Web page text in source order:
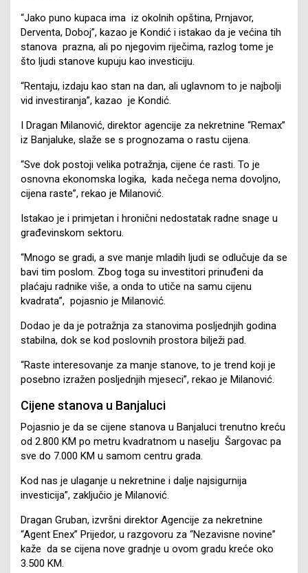
“Jako puno kupaca ima iz okolnih opština, Prnjavor,
Derventa, Doboj”, kazao je Kondić i istakao da je većina tih
stanova prazna, ali po njegovim riječima, razlog tome je
što ljudi stanove kupuju kao investiciju.
“Rentaju, izdaju kao stan na dan, ali uglavnom to je najbolji
vid investiranja”, kazao je Kondić.
I Dragan Milanović, direktor agencije za nekretnine “Remax”
iz Banjaluke, slaže se s prognozama o rastu cijena.
“Sve dok postoji velika potražnja, cijene će rasti. To je
osnovna ekonomska logika, kada nečega nema dovoljno,
cijena raste”, rekao je Milanović.
Istakao je i primjetan i hronični nedostatak radne snage u
građevinskom sektoru.
“Mnogo se gradi, a sve manje mladih ljudi se odlučuje da se
bavi tim poslom. Zbog toga su investitori prinuđeni da
plaćaju radnike više, a onda to utiče na samu cijenu
kvadrata”, pojasnio je Milanović.
Dodao je da je potražnja za stanovima posljednjih godina
stabilna, dok se kod poslovnih prostora bilježi pad.
“Raste interesovanje za manje stanove, to je trend koji je
posebno izražen posljednjih mjeseci”, rekao je Milanović.
Cijene stanova u Banjaluci
Pojasnio je da se cijene stanova u Banjaluci trenutno kreću
od 2.800 KM po metru kvadratnom u naselju Šargovac pa
sve do 7.000 KM u samom centru grada.
Kod nas je ulaganje u nekretnine i dalje najsigurnija
investicija”, zaključio je Milanović.
Dragan Gruban, izvršni direktor Agencije za nekretnine
“Agent Enex” Prijedor, u razgovoru za “Nezavisne novine”
kaže da se cijena nove gradnje u ovom gradu kreće oko
3.500 KM.